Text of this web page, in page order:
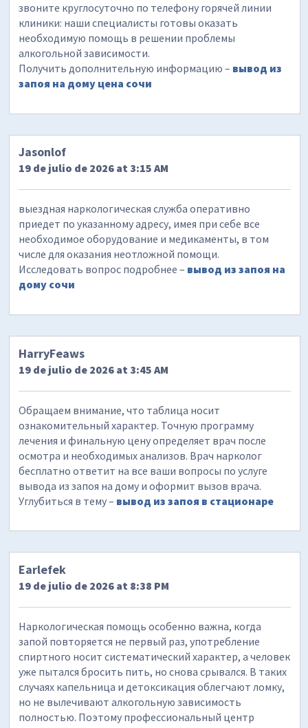
звоните круглосуточно по телефону горячей линии
клиники: наши специалисты готовы оказать
необходимую помощь в решении проблемы
алкогольной зависимости.
Получить дополнительную информацию – вывод из
запоя на дому цена сочи
Jasonlof
19 de julio de 2026 at 3:15 AM
выездная наркологическая служба оперативно
приедет по указанному адресу, имея при себе все
необходимое оборудование и медикаменты, в том
числе для оказания неотложной помощи.
Исследовать вопрос подробнее – вывод из запоя на
дому сочи
HarryFeaws
19 de julio de 2026 at 3:45 AM
Обращаем внимание, что таблица носит
ознакомительный характер. Точную программу
лечения и финальную цену определяет врач после
осмотра и необходимых анализов. Врач нарколог
бесплатно ответит на все ваши вопросы по услуге
вывода из запоя на дому и оформит вызов врача.
Углубиться в тему – вывод из запоя в стационаре
Earlefek
19 de julio de 2026 at 8:38 PM
Наркологическая помощь особенно важна, когда
запой повторяется не первый раз, употребление
спиртного носит систематический характер, а человек
уже пытался бросить пить, но снова срывался. В таких
случаях капельница и детоксикация облегчают ломку,
но не вылечивают алкогольную зависимость
полностью. Поэтому профессиональный центр